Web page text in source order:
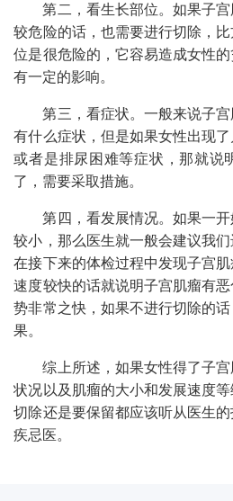
第二，看生长部位。如果子
较危险的话，也需要进行切除，
位是很危险的，它容易造成女性
有一定的影响。
第三，看症状。一般来说子
有什么症状，但是如果女性出现
或者是排尿困难等症状，那就说
了，需要采取措施。
第四，看发展情况。如果一
较小，那么医生就一般会建议我
在接下来的体检过程中发现子宫
速度较快的话就说明子宫肌瘤有
势非常之快，如果不进行切除的
果。
综上所述，如果女性得了子
状况以及肌瘤的大小和发展速度
切除还是要保留都应该听从医生
疾忌医。